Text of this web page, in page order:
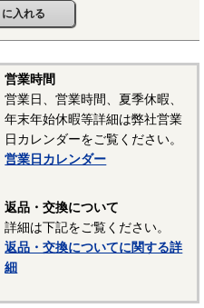
れた耐疲労性で、耐クリー
備えていることから、金属
（UL認定温度）〇燃焼性
チックです。強靭な材料
耗性で、自己潤滑性に優れ
いので機械材料に最適な材
で設計上配慮しなければな
営業時間
営業日、営業時間、夏季休暇、
年末年始休暇等詳細は弊社営業
日カレンダーをご覧ください。
営業日カレンダー
返品・交換について
詳細は下記をご覧ください。
返品・交換についてに関する詳
細